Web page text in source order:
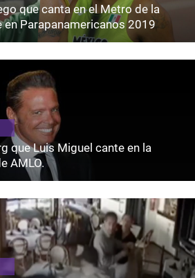
que canta en el Metro de la
en Parapanamericanos 2019
que Luis Miguel cante en la
AMLO.